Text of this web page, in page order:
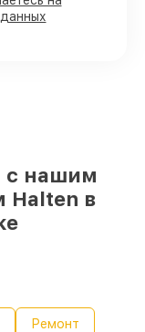
в наличии
с нашим
Halten в
Ремонт